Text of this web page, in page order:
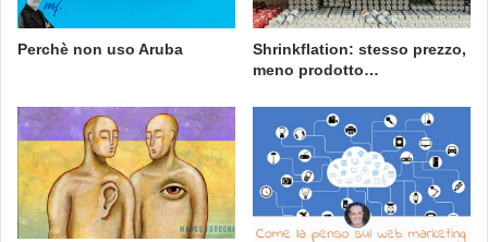
Perchè non uso Aruba
Shrinkflation: stesso prezzo,
meno prodotto…